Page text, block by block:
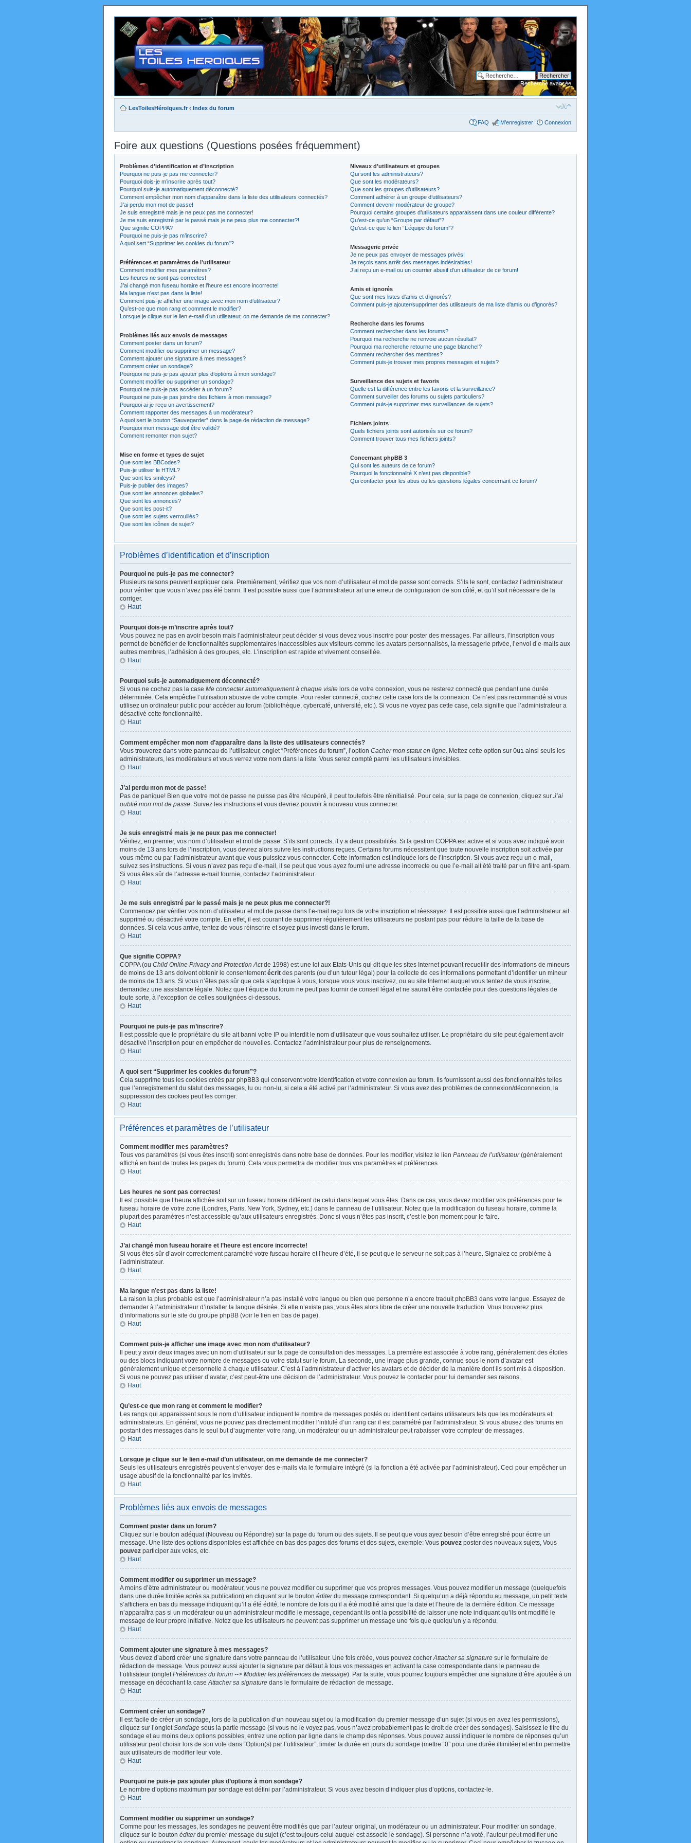
Recherche avancée
LesToilesHéroïques.fr ‹ Index du forum
FAQ M’enregistrer Connexion
Foire aux questions (Questions posées fréquemment)
Problèmes d’identification et d’inscription
Pourquoi ne puis-je pas me connecter?
Pourquoi dois-je m’inscrire après tout?
Pourquoi suis-je automatiquement déconnecté?
Comment empêcher mon nom d’apparaître dans la liste des utilisateurs connectés?
J’ai perdu mon mot de passe!
Je suis enregistré mais je ne peux pas me connecter!
Je me suis enregistré par le passé mais je ne peux plus me connecter?!
Que signifie COPPA?
Pourquoi ne puis-je pas m’inscrire?
A quoi sert “Supprimer les cookies du forum”?
Préférences et paramètres de l’utilisateur
Comment modifier mes paramètres?
Les heures ne sont pas correctes!
J’ai changé mon fuseau horaire et l’heure est encore incorrecte!
Ma langue n’est pas dans la liste!
Comment puis-je afficher une image avec mon nom d’utilisateur?
Qu’est-ce que mon rang et comment le modifier?
Lorsque je clique sur le lien e-maild’un utilisateur, on me demande de me connecter?
Problèmes liés aux envois de messages
Comment poster dans un forum?
Comment modifier ou supprimer un message?
Comment ajouter une signature à mes messages?
Comment créer un sondage?
Pourquoi ne puis-je pas ajouter plus d’options à mon sondage?
Comment modifier ou supprimer un sondage?
Pourquoi ne puis-je pas accéder à un forum?
Pourquoi ne puis-je pas joindre des fichiers à mon message?
Pourquoi ai-je reçu un avertissement?
Comment rapporter des messages à un modérateur?
A quoi sert le bouton “Sauvegarder” dans la page de rédaction de message?
Pourquoi mon message doit être validé?
Comment remonter mon sujet?
Mise en forme et types de sujet
Que sont les BBCodes?
Puis-je utiliser le HTML?
Que sont les smileys?
Puis-je publier des images?
Que sont les annonces globales?
Que sont les annonces?
Que sont les post-it?
Que sont les sujets verrouillés?
Que sont les icônes de sujet?
Niveaux d’utilisateurs et groupes
Qui sont les administrateurs?
Que sont les modérateurs?
Que sont les groupes d’utilisateurs?
Comment adhérer à un groupe d’utilisateurs?
Comment devenir modérateur de groupe?
Pourquoi certains groupes d’utilisateurs apparaissent dans une couleur différente?
Qu’est-ce qu’un “Groupe par défaut”?
Qu’est-ce que le lien “L’équipe du forum”?
Messagerie privée
Je ne peux pas envoyer de messages privés!
Je reçois sans arrêt des messages indésirables!
J’ai reçu un e-mail ou un courrier abusif d’un utilisateur de ce forum!
Amis et ignorés
Que sont mes listes d’amis et d’ignorés?
Comment puis-je ajouter/supprimer des utilisateurs de ma liste d’amis ou d’ignorés?
Recherche dans les forums
Comment rechercher dans les forums?
Pourquoi ma recherche ne renvoie aucun résultat?
Pourquoi ma recherche retourne une page blanche!?
Comment rechercher des membres?
Comment puis-je trouver mes propres messages et sujets?
Surveillance des sujets et favoris
Quelle est la différence entre les favoris et la surveillance?
Comment surveiller des forums ou sujets particuliers?
Comment puis-je supprimer mes surveillances de sujets?
Fichiers joints
Quels fichiers joints sont autorisés sur ce forum?
Comment trouver tous mes fichiers joints?
Concernant phpBB 3
Qui sont les auteurs de ce forum?
Pourquoi la fonctionnalité X n’est pas disponible?
Qui contacter pour les abus ou les questions légales concernant ce forum?
Problèmes d’identification et d’inscription
Pourquoi ne puis-je pas me connecter?
Plusieurs raisons peuvent expliquer cela. Premièrement, vérifiez que vos nom d’utilisateur et mot de passe sont corrects. S’ils le sont, contactez l’administrateur
pour vérifier que vous n’avez pas été banni. Il est possible aussi que l’administrateur ait une erreur de configuration de son côté, et qu’il soit nécessaire de la
corriger.
Haut
Pourquoi dois-je m’inscrire après tout?
Vous pouvez ne pas en avoir besoin mais l’administrateur peut décider si vous devez vous inscrire pour poster des messages. Par ailleurs, l’inscription vous
permet de bénéficier de fonctionnalités supplémentaires inaccessibles aux visiteurs comme les avatars personnalisés, la messagerie privée, l’envoi d’e-mails aux
autres membres, l’adhésion à des groupes, etc. L’inscription est rapide et vivement conseillée.
Haut
Pourquoi suis-je automatiquement déconnecté?
Si vous ne cochez pas la case Me connecter automatiquement à chaque visite lors de votre connexion, vous ne resterez connecté que pendant une durée
déterminée. Cela empêche l’utilisation abusive de votre compte. Pour rester connecté, cochez cette case lors de la connexion. Ce n’est pas recommandé si vous
utilisez un ordinateur public pour accéder au forum (bibliothèque, cybercafé, université, etc.). Si vous ne voyez pas cette case, cela signifie que l’administrateur a
désactivé cette fonctionnalité.
Haut
Comment empêcher mon nom d’apparaître dans la liste des utilisateurs connectés?
Vous trouverez dans votre panneau de l’utilisateur, onglet “Préférences du forum”, l’option Cacher mon statut en ligne. Mettez cette option sur Oui ainsi seuls les
administrateurs, les modérateurs et vous verrez votre nom dans la liste. Vous serez compté parmi les utilisateurs invisibles.
Haut
J’ai perdu mon mot de passe!
Pas de panique! Bien que votre mot de passe ne puisse pas être récupéré, il peut toutefois être réinitialisé. Pour cela, sur la page de connexion, cliquez sur J’ai
oublié mon mot de passe. Suivez les instructions et vous devriez pouvoir à nouveau vous connecter.
Haut
Je suis enregistré mais je ne peux pas me connecter!
Vérifiez, en premier, vos nom d’utilisateur et mot de passe. S’ils sont corrects, il y a deux possibilités. Si la gestion COPPA est active et si vous avez indiqué avoir
moins de 13 ans lors de l’inscription, vous devrez alors suivre les instructions reçues. Certains forums nécessitent que toute nouvelle inscription soit activée par
vous-même ou par l’administrateur avant que vous puissiez vous connecter. Cette information est indiquée lors de l’inscription. Si vous avez reçu un e-mail,
suivez ses instructions. Si vous n’avez pas reçu d’e-mail, il se peut que vous ayez fourni une adresse incorrecte ou que l’e-mail ait été traité par un filtre anti-spam.
Si vous êtes sûr de l’adresse e-mail fournie, contactez l’administrateur.
Haut
Je me suis enregistré par le passé mais je ne peux plus me connecter?!
Commencez par vérifier vos nom d’utilisateur et mot de passe dans l’e-mail reçu lors de votre inscription et réessayez. Il est possible aussi que l’administrateur ait
supprimé ou désactivé votre compte. En effet, il est courant de supprimer régulièrement les utilisateurs ne postant pas pour réduire la taille de la base de
données. Si cela vous arrive, tentez de vous réinscrire et soyez plus investi dans le forum.
Haut
Que signifie COPPA?
COPPA (ou Child Online Privacy and Protection Actde 1998) est une loi aux Etats-Unis qui dit que les sites Internet pouvant recueillir des informations de mineurs
de moins de 13 ans doivent obtenir le consentementécrit des parents (ou d’un tuteur légal) pour la collecte de ces informations permettant d’identifier un mineur
de moins de 13 ans. Si vous n’êtes pas sûr que cela s’applique à vous, lorsque vous vous inscrivez, ou au site Internet auquel vous tentez de vous inscrire,
demandez une assistance légale. Notez que l’équipe du forum ne peut pas fournir de conseil légal et ne saurait être contactée pour des questions légales de
toute sorte, à l’exception de celles soulignées ci-dessous.
Haut
Pourquoi ne puis-je pas m’inscrire?
Il est possible que le propriétaire du site ait banni votre IP ou interdit le nom d’utilisateur que vous souhaitez utiliser. Le propriétaire du site peut également avoir
désactivé l’inscription pour en empêcher de nouvelles. Contactez l’administrateur pour plus de renseignements.
Haut
A quoi sert “Supprimer les cookies du forum”?
Cela supprime tous les cookies créés par phpBB3 qui conservent votre identification et votre connexion au forum. Ils fournissent aussi des fonctionnalités telles
que l’enregistrement du statut des messages, lu ou non-lu, si cela a été activé par l’administrateur. Si vous avez des problèmes de connexion/déconnexion, la
suppression des cookies peut les corriger.
Haut
Préférences et paramètres de l’utilisateur
Comment modifier mes paramètres?
Tous vos paramètres (si vous êtes inscrit) sont enregistrés dans notre base de données. Pour les modifier, visitez le lien Panneau de l’utilisateur(généralement
affiché en haut de toutes les pages du forum). Cela vous permettra de modifier tous vos paramètres et préférences.
Haut
Les heures ne sont pas correctes!
Il est possible que l’heure affichée soit sur un fuseau horaire différent de celui dans lequel vous êtes. Dans ce cas, vous devez modifier vos préférences pour le
fuseau horaire de votre zone (Londres, Paris, New York, Sydney, etc.) dans le panneau de l’utilisateur. Notez que la modification du fuseau horaire, comme la
plupart des paramètres n’est accessible qu’aux utilisateurs enregistrés. Donc si vous n’êtes pas inscrit, c’est le bon moment pour le faire.
Haut
J’ai changé mon fuseau horaire et l’heure est encore incorrecte!
Si vous êtes sûr d’avoir correctement paramétré votre fuseau horaire et l’heure d’été, il se peut que le serveur ne soit pas à l’heure. Signalez ce problème à
l’administrateur.
Haut
Ma langue n’est pas dans la liste!
La raison la plus probable est que l’administrateur n’a pas installé votre langue ou bien que personne n’a encore traduit phpBB3 dans votre langue. Essayez de
demander à l’administrateur d’installer la langue désirée. Si elle n’existe pas, vous êtes alors libre de créer une nouvelle traduction. Vous trouverez plus
d’informations sur le site du groupe phpBB (voir le lien en bas de page).
Haut
Comment puis-je afficher une image avec mon nom d’utilisateur?
Il peut y avoir deux images avec un nom d’utilisateur sur la page de consultation des messages. La première est associée à votre rang, généralement des étoiles
ou des blocs indiquant votre nombre de messages ou votre statut sur le forum. La seconde, une image plus grande, connue sous le nom d’avatar est
généralement unique et personnelle à chaque utilisateur. C’est à l’administrateur d’activer les avatars et de décider de la manière dont ils sont mis à disposition.
Si vous ne pouvez pas utiliser d’avatar, c’est peut-être une décision de l’administrateur. Vous pouvez le contacter pour lui demander ses raisons.
Haut
Qu’est-ce que mon rang et comment le modifier?
Les rangs qui apparaissent sous le nom d’utilisateur indiquent le nombre de messages postés ou identifient certains utilisateurs tels que les modérateurs et
administrateurs. En général, vous ne pouvez pas directement modifier l’intitulé d’un rang car il est paramétré par l’administrateur. Si vous abusez des forums en
postant des messages dans le seul but d’augmenter votre rang, un modérateur ou un administrateur peut rabaisser votre compteur de messages.
Haut
Lorsque je clique sur le lien e-maild’un utilisateur, on me demande de me connecter?
Seuls les utilisateurs enregistrés peuvent s’envoyer des e-mails via le formulaire intégré (si la fonction a été activée par l’administrateur). Ceci pour empêcher un
usage abusif de la fonctionnalité par les invités.
Haut
Problèmes liés aux envois de messages
Comment poster dans un forum?
Cliquez sur le bouton adéquat (Nouveau ou Répondre) sur la page du forum ou des sujets. Il se peut que vous ayez besoin d’être enregistré pour écrire un
message. Une liste des options disponibles est affichée en bas des pages des forums et des sujets, exemple: Vous pouvez poster des nouveaux sujets, Vous
pouvez participer aux votes, etc.
Haut
Comment modifier ou supprimer un message?
A moins d’être administrateur ou modérateur, vous ne pouvez modifier ou supprimer que vos propres messages. Vous pouvez modifier un message (quelquefois
dans une durée limitée après sa publication) en cliquant sur le bouton éditerdu message correspondant. Si quelqu’un a déjà répondu au message, un petit texte
s’affichera en bas du message indiquant qu’il a été édité, le nombre de fois qu’il a été modifié ainsi que la date et l’heure de la dernière édition. Ce message
n’apparaîtra pas si un modérateur ou un administrateur modifie le message, cependant ils ont la possibilité de laisser une note indiquant qu’ils ont modifié le
message de leur propre initiative. Notez que les utilisateurs ne peuvent pas supprimer un message une fois que quelqu’un y a répondu.
Haut
Comment ajouter une signature à mes messages?
Vous devez d’abord créer une signature dans votre panneau de l’utilisateur. Une fois créée, vous pouvez cocherAttacher sa signature sur le formulaire de
rédaction de message. Vous pouvez aussi ajouter la signature par défaut à tous vos messages en activant la case correspondante dans le panneau de
l’utilisateur (ongletPréférences du forum --> Modifier les préférences de message). Par la suite, vous pourrez toujours empêcher une signature d’être ajoutée à un
message en décochant la caseAttacher sa signature dans le formulaire de rédaction de message.
Haut
Comment créer un sondage?
Il est facile de créer un sondage, lors de la publication d’un nouveau sujet ou la modification du premier message d’un sujet (si vous en avez les permissions),
cliquez sur l’ongletSondage sous la partie message (si vous ne le voyez pas, vous n’avez probablement pas le droit de créer des sondages). Saisissez le titre du
sondage et au moins deux options possibles, entrez une option par ligne dans le champ des réponses. Vous pouvez aussi indiquer le nombre de réponses qu’un
utilisateur peut choisir lors de son vote dans “Option(s) par l’utilisateur”, limiter la durée en jours du sondage (mettre “0” pour une durée illimitée) et enfin permettre
aux utilisateurs de modifier leur vote.
Haut
Pourquoi ne puis-je pas ajouter plus d’options à mon sondage?
Le nombre d’options maximum par sondage est défini par l’administrateur. Si vous avez besoin d’indiquer plus d’options, contactez-le.
Haut
Comment modifier ou supprimer un sondage?
Comme pour les messages, les sondages ne peuvent être modifiés que par l’auteur original, un modérateur ou un administrateur. Pour modifier un sondage,
cliquez sur le bouton éditerdu premier message du sujet (c’est toujours celui auquel est associé le sondage). Si personne n’a voté, l’auteur peut modifier une